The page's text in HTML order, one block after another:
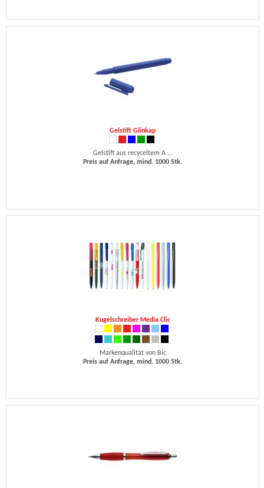
Gelstift Glinkap
Gelstift aus recyceltem A ...
Preis auf Anfrage, mind. 1000 Stk.
Kugelschreiber Media Clic
Markenqualität von Bic
Preis auf Anfrage, mind. 1000 Stk.